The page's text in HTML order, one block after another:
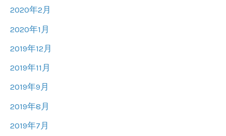
2020年2月
2020年1月
2019年12月
2019年11月
2019年9月
2019年8月
2019年7月